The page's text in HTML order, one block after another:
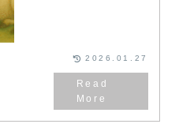
2026.01.27